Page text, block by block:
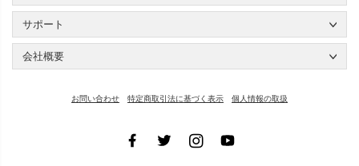
サポート
会社概要
お問い合わせ 特定商取引法に基づく表示 個人情報の取扱